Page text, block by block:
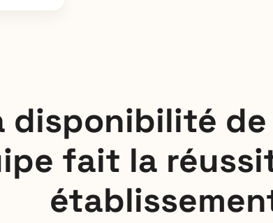
disponibilité
fait la